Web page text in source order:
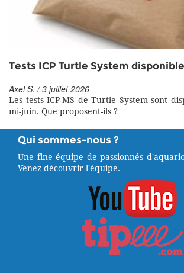
Tests ICP Turtle System
Axel S. / 3 juillet 2026
Les tests ICP-MS de Turtle System sont
mi-juin. Que proposent-ils ?
Qui sommes-nous ?
Une fine équipe de passionnés
Venez découvrir l'équipe.